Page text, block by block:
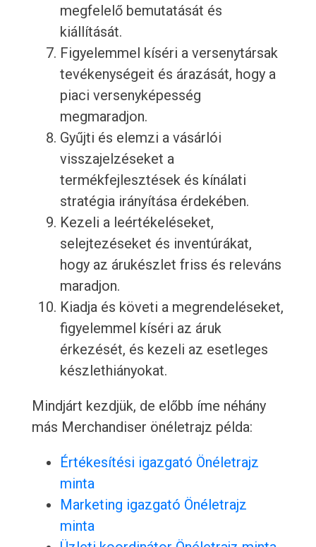
megfelelő bemutatását és
kiállítását.
Figyelemmel kíséri a versenytársak
tevékenységeit és árazását, hogy a
piaci versenyképesség
megmaradjon.
Gyűjti és elemzi a vásárlói
visszajelzéseket a
termékfejlesztések és kínálati
stratégia irányítása érdekében.
Kezeli a leértékeléseket,
selejtezéseket és inventúrákat,
hogy az árukészlet friss és releváns
maradjon.
Kiadja és követi a megrendeléseket,
figyelemmel kíséri az áruk
érkezését, és kezeli az esetleges
készlethiányokat.
Mindjárt kezdjük, de előbb íme néhány
más Merchandiser önéletrajz példa:
Értékesítési igazgató Önéletrajz
minta
Marketing igazgató Önéletrajz
minta